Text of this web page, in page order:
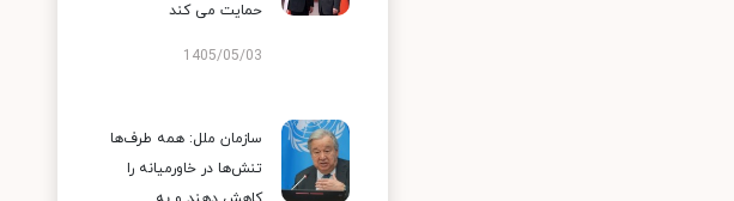
حمایت می کند
1405/05/03
سازمان ملل: همه طرف‌ها
تنش‌ها در خاورمیانه را